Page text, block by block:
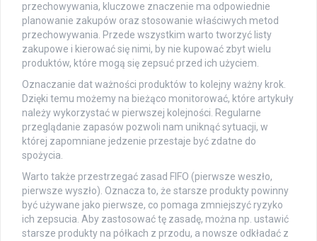
przechowywania, kluczowe znaczenie ma odpowiednie
planowanie zakupów oraz stosowanie właściwych metod
przechowywania. Przede wszystkim warto tworzyć listy
zakupowe i kierować się nimi, by nie kupować zbyt wielu
produktów, które mogą się zepsuć przed ich użyciem.
Oznaczanie dat ważności produktów to kolejny ważny krok.
Dzięki temu możemy na bieżąco monitorować, które artykuły
należy wykorzystać w pierwszej kolejności. Regularne
przeglądanie zapasów pozwoli nam uniknąć sytuacji, w
której zapomniane jedzenie przestaje być zdatne do
spożycia.
Warto także przestrzegać zasad FIFO (pierwsze weszło,
pierwsze wyszło). Oznacza to, że starsze produkty powinny
być używane jako pierwsze, co pomaga zmniejszyć ryzyko
ich zepsucia. Aby zastosować tę zasadę, można np. ustawić
starsze produkty na półkach z przodu, a nowsze odkładać z